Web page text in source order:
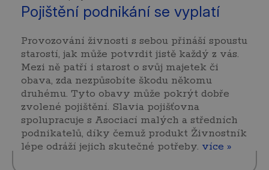
Pojištění podnikání se vyplatí
Provozování živnosti s sebou přináší spoustu
starostí, jak může potvrdit jistě každý z vás.
Mezi ně patří i starost o svůj majetek či
obava, zda nezpůsobíte škodu někomu
druhému. Tyto obavy může pokrýt dobře
zvolené pojištění. Slavia pojišťovna
spolupracuje s Asociací malých a středních
podnikatelů, díky čemuž produkt Živnostník
lépe odráží jejich skutečné potřeby. více »